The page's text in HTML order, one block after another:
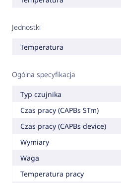
Jednostki
Temperatura
Ogólna specyfikacja
Typ czujnika
Czas pracy (CAPBs STm)
Czas pracy (CAPBs device)
Wymiary
Waga
Temperatura pracy